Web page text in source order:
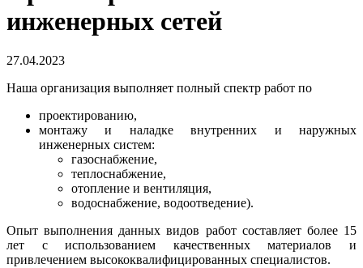
инженерных сетей
27.04.2023
Наша организация выполняет полный спектр работ по
проектированию,
монтажу и наладке внутренних и наружных
инженерных систем:
газоснабжение,
теплоснабжение,
отопление и вентиляция,
водоснабжение, водоотведение).
Опыт выполнения данных видов работ составляет более 15
лет с использованием качественных материалов и
привлечением высококвалифицированных специалистов.